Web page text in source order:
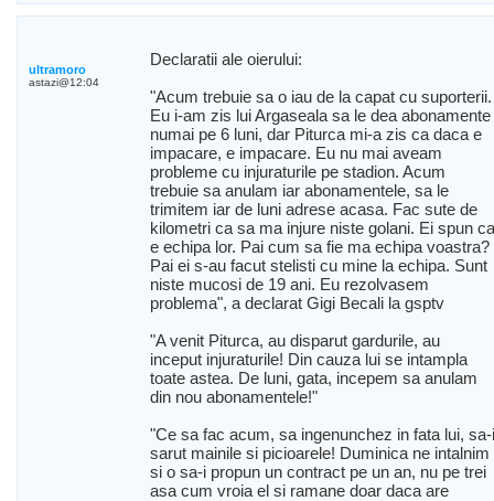
ultramoro
astazi@12:04
Declaratii ale oierului:
"Acum trebuie sa o iau de la capat cu suporterii.
Eu i-am zis lui Argaseala sa le dea abonamente
numai pe 6 luni, dar Piturca mi-a zis ca daca e
impacare, e impacare. Eu nu mai aveam
probleme cu injuraturile pe stadion. Acum
trebuie sa anulam iar abonamentele, sa le
trimitem iar de luni adrese acasa. Fac sute de
kilometri ca sa ma injure niste golani. Ei spun ca
e echipa lor. Pai cum sa fie ma echipa voastra?
Pai ei s-au facut stelisti cu mine la echipa. Sunt
niste mucosi de 19 ani. Eu rezolvasem
problema", a declarat Gigi Becali la gsptv
"A venit Piturca, au disparut gardurile, au
inceput injuraturile! Din cauza lui se intampla
toate astea. De luni, gata, incepem sa anulam
din nou abonamentele!"
"Ce sa fac acum, sa ingenunchez in fata lui, sa-i
sarut mainile si picioarele! Duminica ne intalnim
si o sa-i propun un contract pe un an, nu pe trei
asa cum vroia el si ramane doar daca are